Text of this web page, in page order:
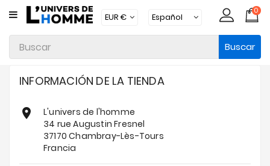
CATEGORÍA
Ropa
Interior
Ropa
Moda
Baño
Loungewear
0
Buscar
INFORMACIÓN DE LA TIENDA

L'univers de l'homme
34 rue Augustin Fresnel
37170 Chambray-Lès-Tours
Francia